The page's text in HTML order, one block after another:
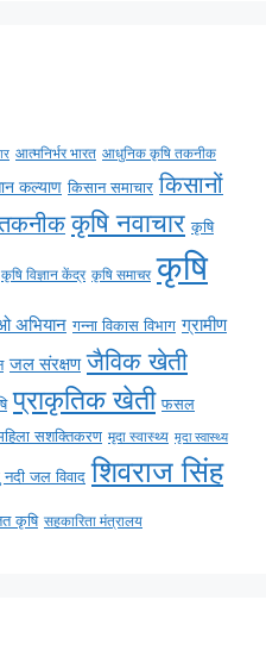
आत्मनिर्भर भारत आधुनिक कृषि तकनीक
कल्याण किसान समाचार किसानों
कृषि नवाचार कृषि
कृषि विज्ञान केंद्र कृषि समाचर कृषि
अभियान गन्ना विकास विभाग ग्रामीण
जल संरक्षण जैविक खेती
प्राकृतिक खेती फसल
सशक्तिकरण मृदा स्वास्थ्य मृदा स्वास्थ्य
जल विवाद शिवराज सिंह
कृषि सहकारिता मंत्रालय